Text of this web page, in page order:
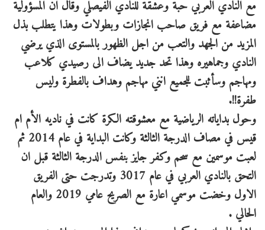
مع النادي العربي حبة وعشقة للنادي الفيصلي وقال ان المسؤولية
مضاعفة مع فريق صاحب انجازات وبطولات وهذا يتطلب بذل
المزيد من الجهد والتعب من اجل الظهور بالمستوى الذي يرضي
النادي وجماهيره وهذا تحد جديد يضاف الى رصيدي كلاعب
ومهاجم وسأثبت للجميع انني مهاجم وهداف بالفطرة وليس
طفرة!!.
وحول بداياته الرياضية مع معشوقته الكرة كانت في ناديه الأم ام
قيس في مصاف الدرجة الثالثة وكانت البداية في عام 2014 ثم
لعبت موسمين مع سحم وكفر جايز بنفس الدرجة الثالثة قبل ان
التحق بالنادي العربي في عام 3017 وتدرجت حتى الفريق
الاول وخضت موسمي اعارة مع الصريح عامي 2019 والعام
الحالي .